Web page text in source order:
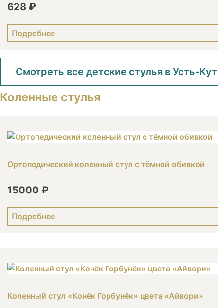
628 ₽
Подробнее
Смотреть все детские стулья в Усть-
Коленные стулья
Ортопедический коленный стул с тёмной обивкой
15000 ₽
Подробнее
Коленный стул «Конёк Горбунёк» цвета «Айвори»